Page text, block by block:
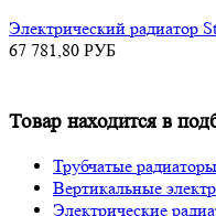
Электрический радиатор
67 781,80 РУБ
Товар находится в
Трубчатые
Вертикальные
Электрические